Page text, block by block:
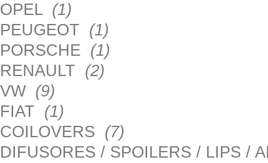
OPEL (1)
PEUGEOT (1)
PORSCHE (1)
RENAULT (2)
VW (9)
FIAT (1)
COILOVERS (7)
DIFUSORES / SPOILERS / LIPS /